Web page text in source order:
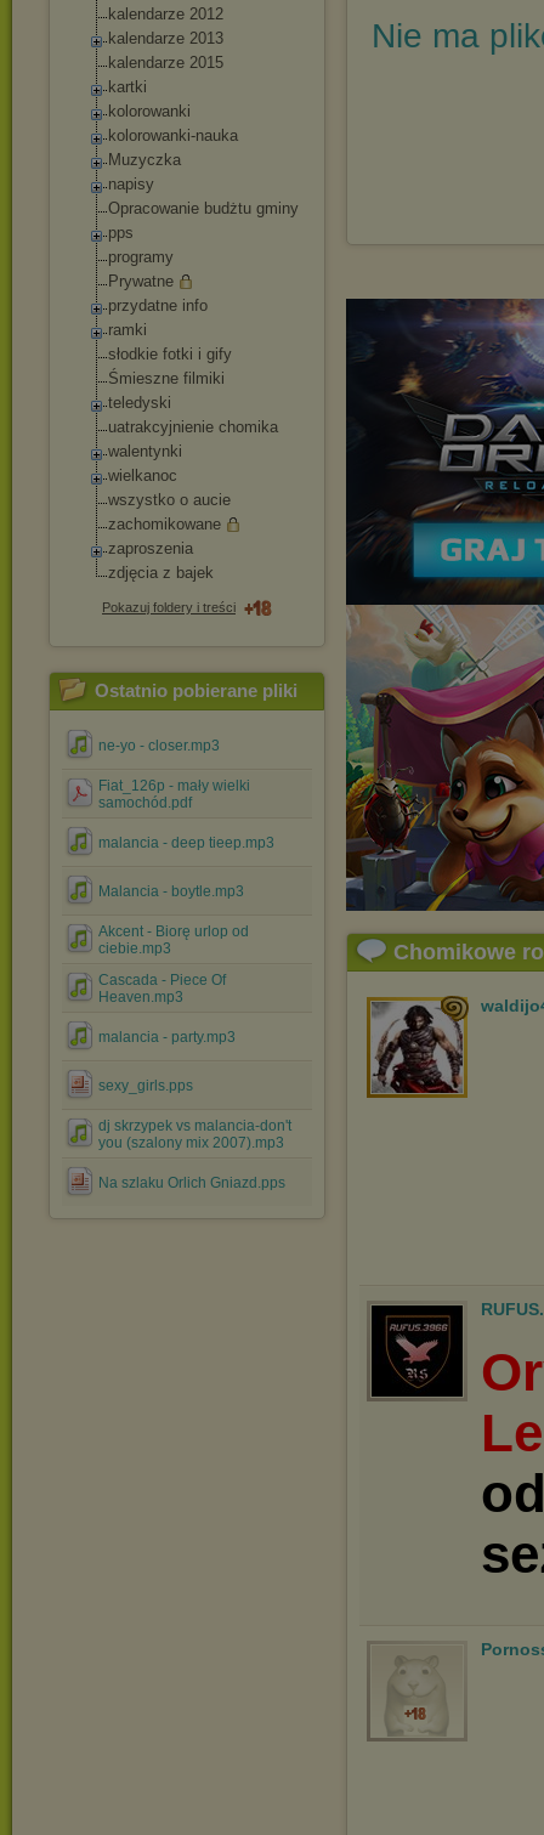
kalendarze 2012
kalendarze 2013
kalendarze 2015
kartki
kolorowanki
kolorowanki-nauka
Muzyczka
napisy
Opracowanie budżtu gminy
pps
programy
Prywatne
przydatne info
ramki
słodkie fotki i gify
Śmieszne filmiki
teledyski
uatrakcyjnienie chomika
walentynki
wielkanoc
wszystko o aucie
zachomikowane
zaproszenia
zdjęcia z bajek
Pokazuj foldery i treści
Ostatnio pobierane pliki
ne-yo - closer.mp3
Fiat_126p - mały wielki
samochód.pdf
malancia - deep tieep.mp3
Malancia - boytle.mp3
Akcent - Biorę urlop od
ciebie.mp3
Cascada - Piece Of
Heaven.mp3
malancia - party.mp3
sexy_girls.pps
dj skrzypek vs malancia-don't
you (szalony mix 2007).mp3
Na szlaku Orlich Gniazd.pps
Nie ma
Chomikowe